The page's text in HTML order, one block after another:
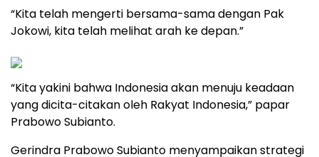
“Kita telah mengerti bersama-sama dengan Pak
Jokowi, kita telah melihat arah ke depan.”
“Kita yakini bahwa Indonesia akan menuju keadaan
yang dicita-citakan oleh Rakyat Indonesia,” papar
Prabowo Subianto.
Gerindra Prabowo Subianto menyampaikan strategi